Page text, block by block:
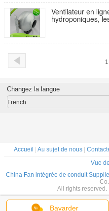
Ventilateur en
hydroponiques,
Bavarder
Changez la langue
French
Accueil Au sujet de nous
Vue
China Fan intégrée de conduit
All rights